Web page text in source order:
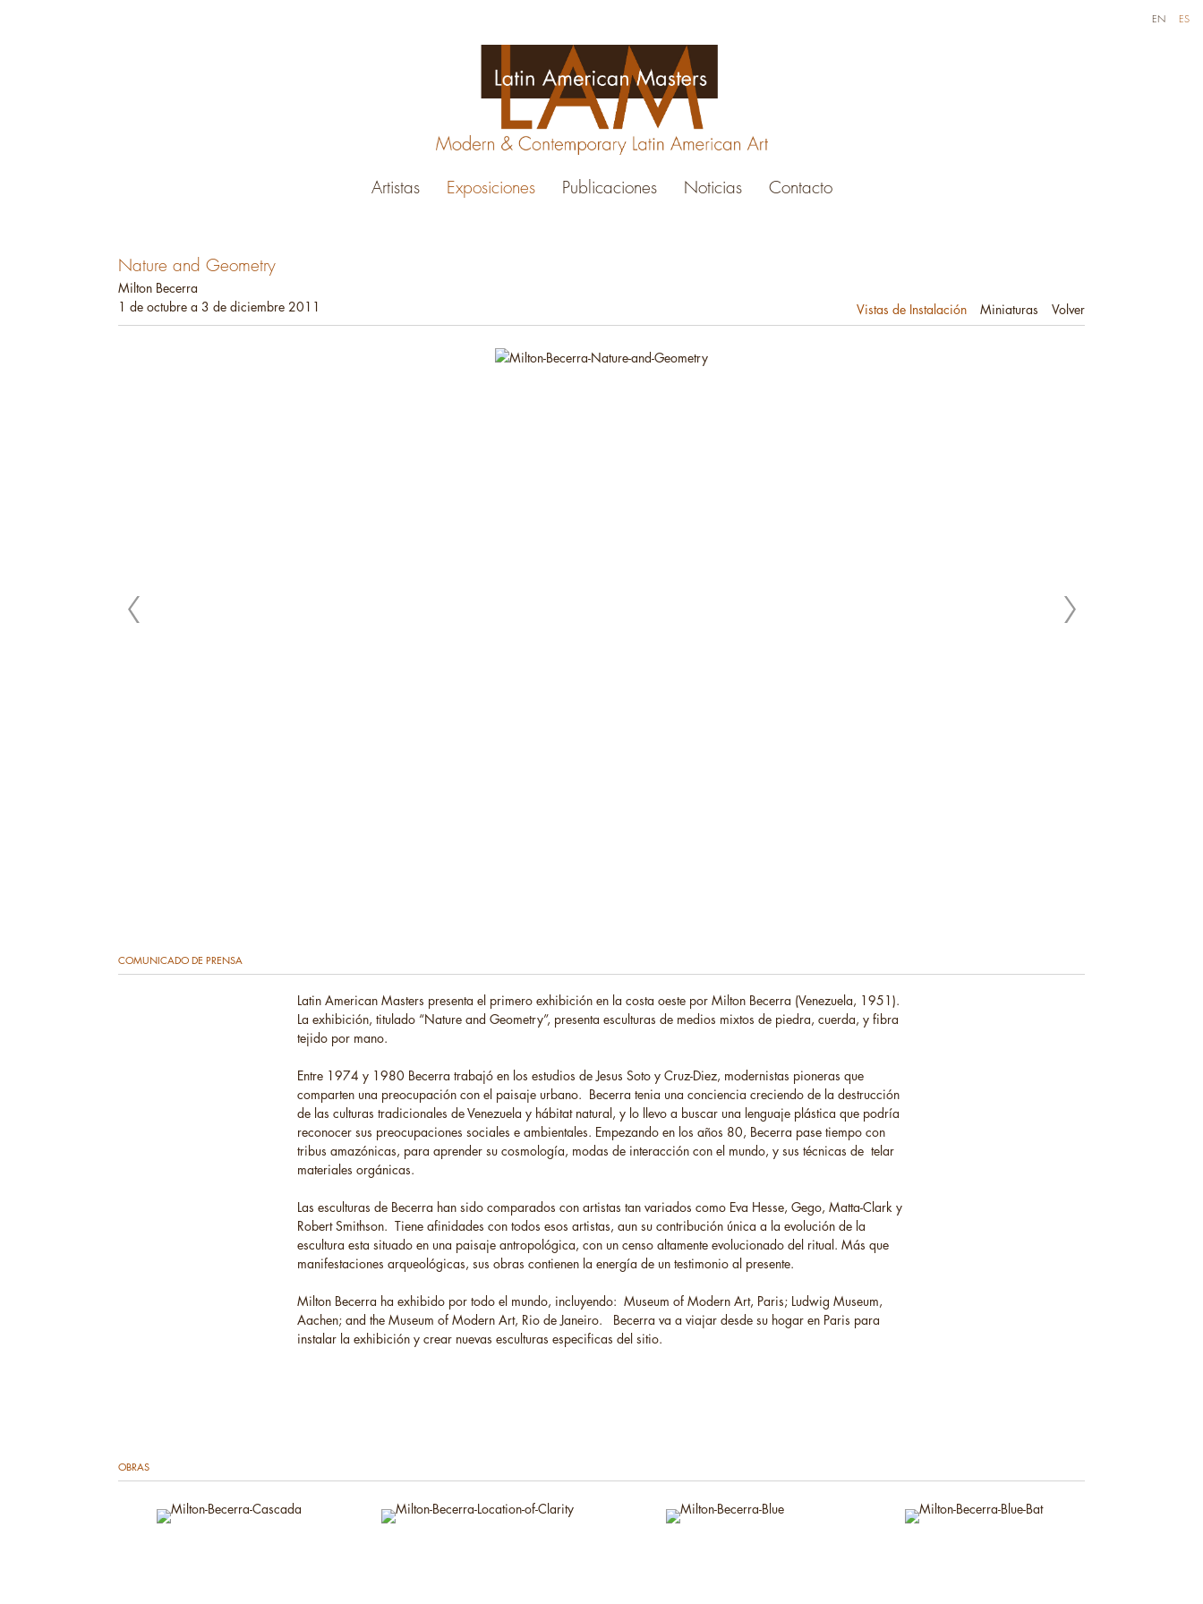
Artistas Exposiciones Publicaciones Noticias Contacto
EN ES
Nature and Geometry
Milton Becerra
1 de octubre a 3 de diciembre 2011
Vistas de Instalación Miniaturas Volver
COMUNICADO DE PRENSA
Latin American Masters presenta el primero exhibición en la costa oeste por Milton Becerra (Venezuela, 1951).
La exhibición, titulado “Nature and Geometry”, presenta esculturas de medios mixtos de piedra, cuerda, y fibra
tejido por mano.
Entre 1974 y 1980 Becerra trabajó en los estudios de Jesus Soto y Cruz-Diez, modernistas pioneras que
comparten una preocupación con el paisaje urbano. Becerra tenia una conciencia creciendo de la destrucción
de las culturas tradicionales de Venezuela y hábitat natural, y lo llevo a buscar una lenguaje plástica que podría
reconocer sus preocupaciones sociales e ambientales. Empezando en los años 80, Becerra pase tiempo con
tribus amazónicas, para aprender su cosmología, modas de interacción con el mundo, y sus técnicas de telar
materiales orgánicas.
Las esculturas de Becerra han sido comparados con artistas tan variados como Eva Hesse, Gego, Matta-Clark y
Robert Smithson. Tiene afinidades con todos esos artistas, aun su contribución única a la evolución de la
escultura esta situado en una paisaje antropológica, con un censo altamente evolucionado del ritual. Más que
manifestaciones arqueológicas, sus obras contienen la energía de un testimonio al presente.
Milton Becerra ha exhibido por todo el mundo, incluyendo: Museum of Modern Art, Paris; Ludwig Museum,
Aachen; and the Museum of Modern Art, Rio de Janeiro. Becerra va a viajar desde su hogar en Paris para
instalar la exhibición y crear nuevas esculturas especificas del sitio.
OBRAS